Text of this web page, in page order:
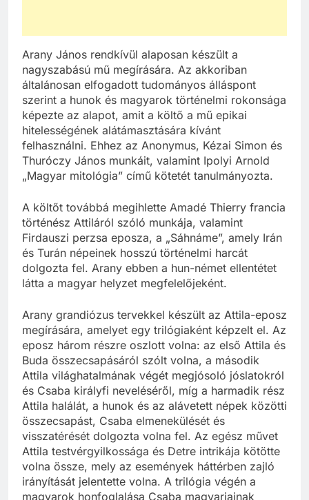
Arany János rendkívül alaposan készült a
nagyszabású mű megírására. Az akkoriban
általánosan elfogadott tudományos álláspont
szerint a hunok és magyarok történelmi rokonsága
képezte az alapot, amit a költő a mű epikai
hitelességének alátámasztására kívánt
felhasználni. Ehhez az Anonymus, Kézai Simon és
Thuróczy János munkáit, valamint Ipolyi Arnold
„Magyar mitológia” című kötetét tanulmányozta.
A költőt továbbá megihlette Amadé Thierry francia
történész Attiláról szóló munkája, valamint
Firdauszi perzsa eposza, a „Sáhnáme”, amely Irán
és Turán népeinek hosszú történelmi harcát
dolgozta fel. Arany ebben a hun-német ellentétet
látta a magyar helyzet megfelelőjeként.
Arany grandiózus tervekkel készült az Attila-eposz
megírására, amelyet egy trilógiaként képzelt el. Az
eposz három részre oszlott volna: az első Attila és
Buda összecsapásáról szólt volna, a második
Attila világhatalmának végét megjósoló jóslatokról
és Csaba királyfi neveléséről, míg a harmadik rész
Attila halálát, a hunok és az alávetett népek közötti
összecsapást, Csaba elmenekülését és
visszatérését dolgozta volna fel. Az egész művet
Attila testvérgyilkossága és Detre intrikája kötötte
volna össze, mely az események háttérben zajló
irányítását jelentette volna. A trilógia végén a
magyarok honfoglalása Csaba magyarjainak